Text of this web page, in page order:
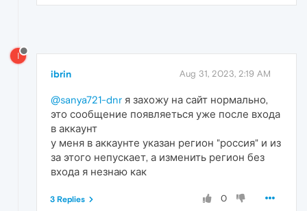
I
ibrin Aug 31, 2023, 2:19 AM
@sanya721-dnr я захожу на сайт нормально,
это сообщение появляеться уже после входа
в аккаунт
у меня в аккаунте указан регион "россия" и из
за этого непускает, а изменить регион без
входа я незнаю как
0
3 Replies